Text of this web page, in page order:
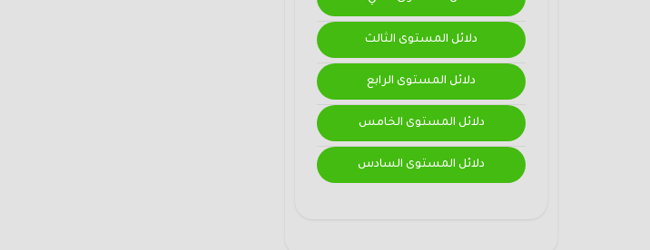
دلائل المستوى الثالث
دلائل المستوى الرابع
دلائل المستوى الخامس
دلائل المستوى السادس